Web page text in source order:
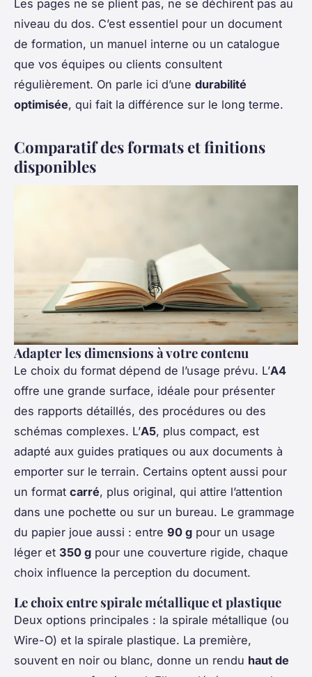
Les pages ne se plient pas, ne se déchirent pas au
niveau du dos. C’est essentiel pour un document
de formation, un manuel interne ou un catalogue
que vos équipes ou clients consultent
régulièrement. On parle ici d’une durabilité
optimisée, qui fait la différence sur le long terme.
Comparatif des formats et finitions
disponibles
Adapter les dimensions à votre contenu
Le choix du format dépend de l’usage prévu. L’A4
offre une grande surface, idéale pour présenter
des rapports détaillés, des procédures ou des
schémas complexes. L’A5, plus compact, est
adapté aux guides pratiques ou aux documents à
emporter sur le terrain. Certains optent aussi pour
un format carré, plus original, qui attire l’attention
dans une pochette ou sur un bureau. Le grammage
du papier joue aussi : entre 90 g pour un usage
léger et 350 g pour une couverture rigide, chaque
choix influence la perception du document.
Le choix entre spirale métallique et plastique
Deux options principales : la spirale métallique (ou
Wire-O) et la spirale plastique. La première,
souvent en noir ou blanc, donne un rendu haut de